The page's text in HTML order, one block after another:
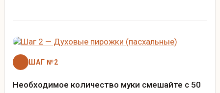
ШАГ №2
Необходимое количество муки смешайте с 50